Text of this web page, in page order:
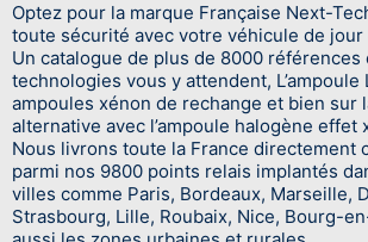
Optez pour la marque Française Next-
toute sécurité avec votre véhicule de jour
Un catalogue de plus de 8000
technologies vous y attendent, L’ampoule
ampoules xénon de rechange et bien sur
alternative avec l’ampoule halogène effet
Nous livrons toute la France directement
parmi nos 9800 points relais implantés
villes comme Paris, Bordeaux, Marseille,
Strasbourg, Lille, Roubaix, Nice, Bourg-